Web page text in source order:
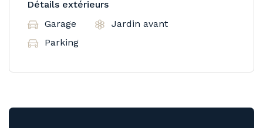
Détails extérieurs
Garage
Jardin avant
Parking